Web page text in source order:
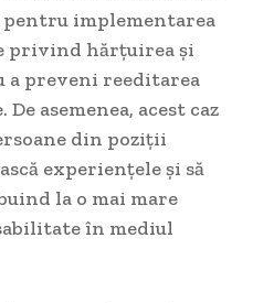
pentru implementarea
privind hărțuirea și
a preveni reeditarea
asemenea, acest caz
din poziții
experiențele și să
la o mai mare
în mediul